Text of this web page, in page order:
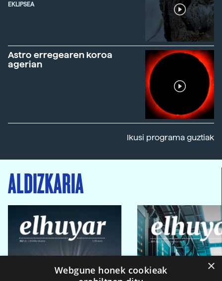
EKLIPSEA
Astro erregearen koroa
agerian
Ikusi programa guztiak
ALDIZKARIA
×
Webgune honek cookieak